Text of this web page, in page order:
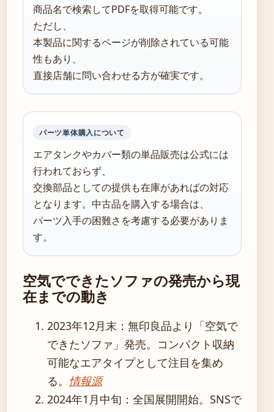
商品名で検索してPDFを取得可能です。
ただし、
本製品に関するページが削除されている可能
性もあり、
直接店舗に問い合わせる方が確実です。
パーツ単体購入について
エアタンクやカバー類の単品販売は公式には
行われておらず、
交換部品としての提供も在庫があればの対応
となります。中古品を購入する場合は、
パーツ入手の困難さを考慮する必要がありま
す。
空気でできたソファの発売から現
在までの動き
2023年12月末 ：無印良品より「空気で
できたソファ」発売。コンパクト収納
可能なエアタイプとして注目を集め
る。 情報源
2024年1月中旬 ：全国展開開始。SNSで